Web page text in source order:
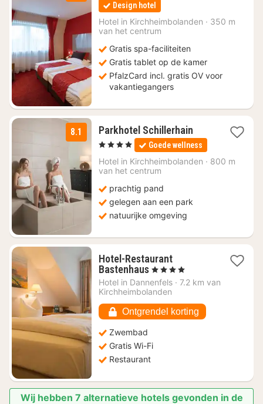
€
Design hotel
Hotel in Kirchheimbolanden · 350 m
van het centrum
Gratis spa-faciliteiten
Gratis tablet op de kamer
PfalzCard incl. gratis OV voor
vakantiegangers
8.1 Parkhotel Schillerhain3
nachten
vanaf
€
, 4 Sterren Goede wellness
Hotel in Kirchheimbolanden · 800 m
van het centrum
prachtig pand
gelegen aan een park
natuurijke omgeving
Hotel-Restaurant
Bastenhaus1
nacht
vanaf
167,03
, 4 Sterren
Hotel in Dannenfels · 7.2 km van
Kirchheimbolanden
Ontgrendel korting
Zwembad
Gratis Wi-Fi
Restaurant
Wij hebben 7 alternatieve hotels gevonden in de